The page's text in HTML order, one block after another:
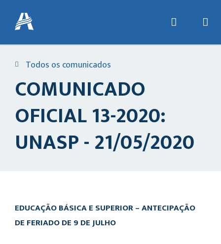
Todos os comunicados
COMUNICADO
OFICIAL 13-2020:
UNASP - 21/05/2020
EDUCAÇÃO BÁSICA E SUPERIOR –ANTECIPAÇÃO
DE FERIADO DE 9 DE JULHO